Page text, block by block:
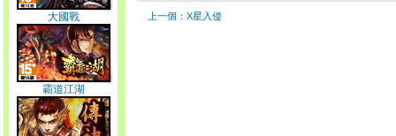
大國戰
霸道江湖
上一個：X星入侵